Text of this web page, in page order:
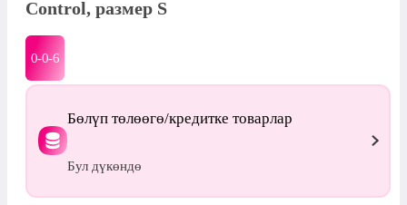
Control, размер S
0-0-6
Бөлүп төлөөгө/кредитке товарлар
Бул дүкөндө